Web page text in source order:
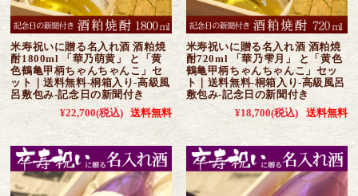
米寿祝いに贈る名入れ酒 酒粕焼
酎1800ml 「華乃萌黄」 と「黄
色鶴亀甲柄ちゃんちゃんこ」セ
ット｜送料無料-桐箱入り-高級風
呂敷包み-記念日の新聞付き
¥22,700(税込) 送料無料
米寿祝いに贈る名入れ酒 酒粕焼
酎720ml 「華乃雫月」 と「黄色
鶴亀甲柄ちゃんちゃんこ」セッ
ト｜送料無料-桐箱入り-高級風呂
敷包み-記念日の新聞付き
¥18,700(税込) 送料無料